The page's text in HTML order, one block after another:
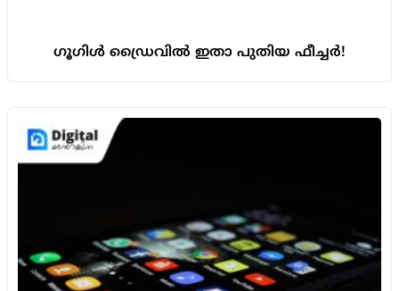
ഗൂഗിൾ ഡ്രൈവിൽ ഇതാ പുതിയ ഫീച്ചർ!